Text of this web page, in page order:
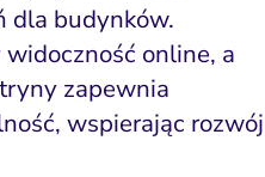
dla budynków.
online, a
zapewnia
wspierając rozwój